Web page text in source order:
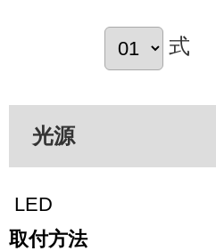
式
光源
LED
取付方法